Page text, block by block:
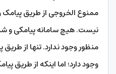
ممنوع الخروجی از طریق پیامک
نیست. هیچ سامانه پیامکی و
منظور وجود ندارد. تنها از
وجود دارد؛ اما اینکه از طریق